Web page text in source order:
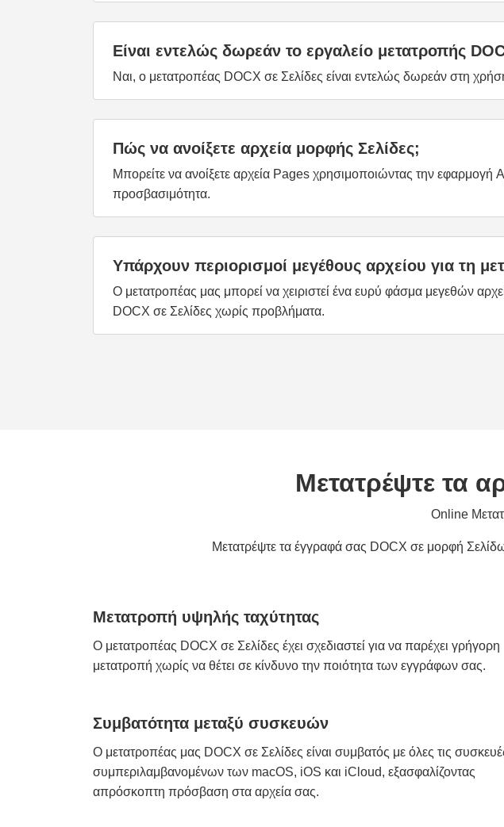
Είναι εντελώς δωρεάν το εργαλείο μετατροπής
Ναι, ο μετατροπέας DOCX σε Σελίδες είναι εντελώς δωρεάν στη
Πώς να ανοίξετε αρχεία μορφής Σελίδες;
Μπορείτε να ανοίξετε αρχεία Pages χρησιμοποιώντας την
προσβασιμότητα.
Υπάρχουν περιορισμοί μεγέθους αρχείου για τη
Ο μετατροπέας μας μπορεί να χειριστεί ένα ευρύ φάσμα μεγεθών
DOCX σε Σελίδες χωρίς προβλήματα.
Μετατρέψτε τα
Online
Μετατρέψτε τα έγγραφά σας DOCX σε μορφή
Μετατροπή υψηλής ταχύτητας
Ο μετατροπέας DOCX σε Σελίδες έχει σχεδιαστεί για να παρέχει γρήγορη
μετατροπή χωρίς να θέτει σε κίνδυνο την ποιότητα των εγγράφων σας.
Συμβατότητα μεταξύ συσκευών
Ο μετατροπέας μας DOCX σε Σελίδες είναι συμβατός με όλες τις
συμπεριλαμβανομένων των macOS, iOS και iCloud, εξασφαλίζοντας
απρόσκοπτη πρόσβαση στα αρχεία σας.